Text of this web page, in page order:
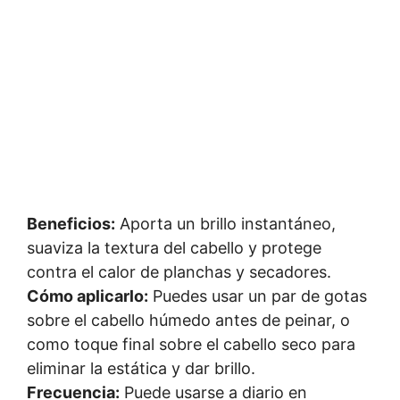
Beneficios: Aporta un brillo instantáneo,
suaviza la textura del cabello y protege
contra el calor de planchas y secadores.
Cómo aplicarlo: Puedes usar un par de gotas
sobre el cabello húmedo antes de peinar, o
como toque final sobre el cabello seco para
eliminar la estática y dar brillo.
Frecuencia: Puede usarse a diario en